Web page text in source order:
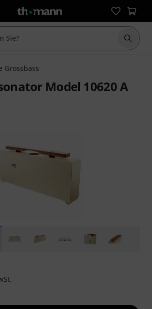
Suche
Grossbass
Model 10620 A
5 Sternen aus 2 Kundenbewertungen